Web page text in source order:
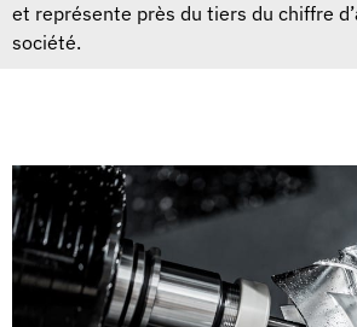
et représente près du tiers du chiffre
société.